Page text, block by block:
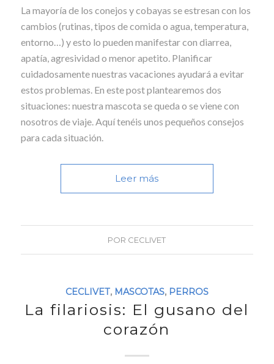
La mayoría de los conejos y cobayas se estresan con los
cambios (rutinas, tipos de comida o agua, temperatura,
entorno…) y esto lo pueden manifestar con diarrea,
apatía, agresividad o menor apetito. Planificar
cuidadosamente nuestras vacaciones ayudará a evitar
estos problemas. En este post plantearemos dos
situaciones: nuestra mascota se queda o se viene con
nosotros de viaje. Aquí tenéis unos pequeños consejos
para cada situación.
Leer más
POR CECLIVET
CECLIVET, MASCOTAS, PERROS
La filariosis: El gusano del
corazón